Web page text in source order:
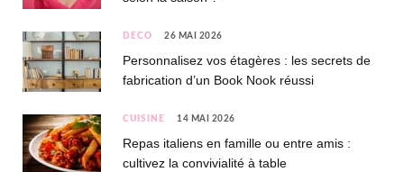
DÉCO 26 MAI 2026
Personnalisez vos étagères : les secrets de
fabrication d’un Book Nook réussi
CUISINE 14 MAI 2026
Repas italiens en famille ou entre amis :
cultivez la convivialité à table